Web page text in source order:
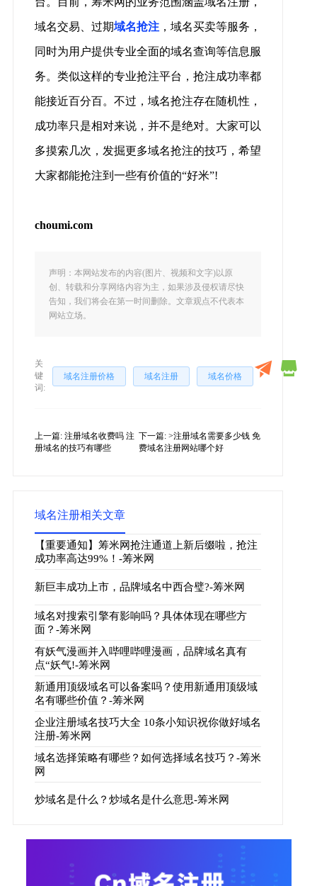
域名交易、过期域名抢注，域名买卖等服务，
同时为用户提供专业全面的域名查询等信息服
务。类似这样的专业抢注平台，抢注成功率都
能接近百分百。不过，域名抢注存在随机性，
成功率只是相对来说，并不是绝对。大家可以
多摸索几次，发掘更多域名抢注的技巧，希望
大家都能抢注到一些有价值的“好米”!
choumi.com
声明：本网站发布的内容(图片、视频和文字)以原
创、转载和分享网络内容为主，如果涉及侵权请尽快
告知，我们将会在第一时间删除。文章观点不代表本
网站立场。
关
键
词:
域名注册价格 域名注册 域名价格
上一篇: 注册域名收费吗 注
册域名的技巧有哪些
下一篇:>注册域名需要多少钱 免
费域名注册网站哪个好
域名注册相关文章
【重要通知】筹米网抢注通道上新后缀啦，抢注
成功率高达99%！-筹米网
新巨丰成功上市，品牌域名中西合璧?-筹米网
域名对搜索引擎有影响吗？具体体现在哪些方
面？-筹米网
有妖气漫画并入哔哩哔哩漫画，品牌域名真有
点“妖气!-筹米网
新通用顶级域名可以备案吗？使用新通用顶级域
名有哪些价值？-筹米网
企业注册域名技巧大全 10条小知识祝你做好域名
注册-筹米网
域名选择策略有哪些？如何选择域名技巧？-筹米
网
炒域名是什么？炒域名是什么意思-筹米网